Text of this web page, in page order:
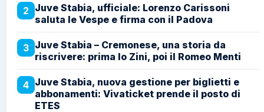
2 Juve Stabia, ufficiale: Lorenzo Carissoni
saluta le Vespe e firma con il Padova
3 Juve Stabia – Cremonese, una storia da
riscrivere: prima lo Zini, poi il Romeo Menti
4 Juve Stabia, nuova gestione per biglietti e
abbonamenti: Vivaticket prende il posto di
ETES